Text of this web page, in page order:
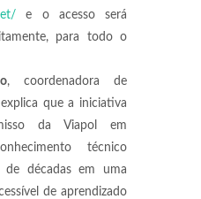
e o acesso será
para todo o
, coordenadora de
que a iniciativa
da Viapol em
técnico
décadas em uma
de aprendizado